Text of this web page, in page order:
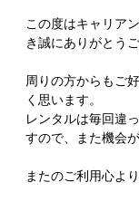
この度はキャリア
き誠にありがとう
周りの方からもご
く思います。
レンタルは毎回違
すので、また機会
またのご利用心よ